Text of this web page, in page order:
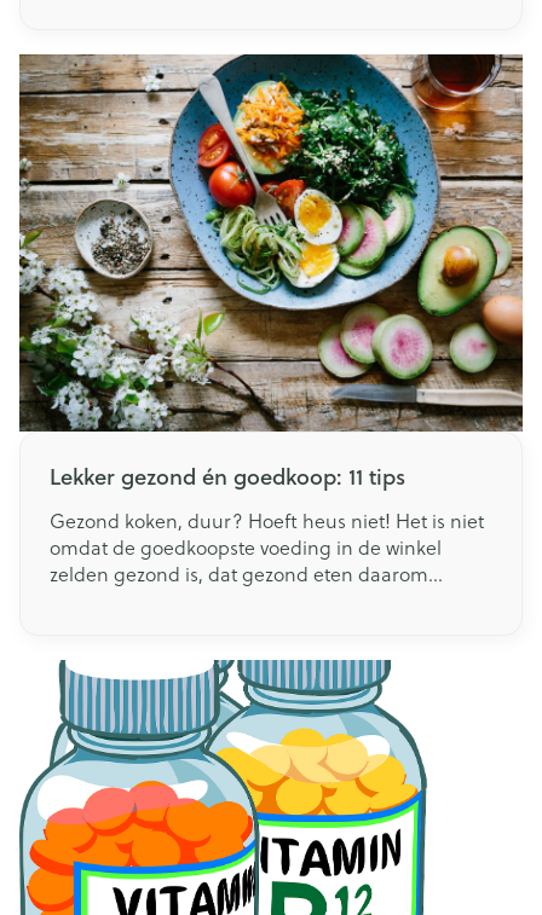
ogen en kriebelende keel. Aangenaam is
hooikoorts niet, en al zeker niet in tijden van
corona. Maar hoe herken je het verschil tussen
symptomen van hooikoorts en besmet zijn met
het coronavirus?
Lekker gezond én goedkoop: 11 tips
Gezond koken, duur? Hoeft heus niet! Het is niet
omdat de goedkoopste voeding in de winkel
zelden gezond is, dat gezond eten daarom
plunderen.